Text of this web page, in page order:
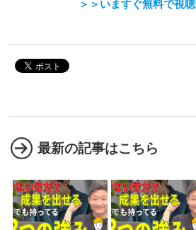
＞＞いますぐ無料で視
最新の記事はこちら